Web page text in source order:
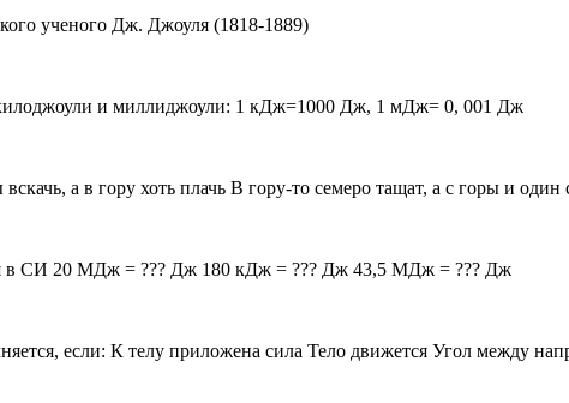
ученого Дж. Джоуля (1818-1889)
и миллиджоули: 1 кДж=1000 Дж, 1 мДж= 0, 001 Дж
а в гору хоть плачь В гору-то семеро тащат, а с горы и один
в СИ 20 МДж = ??? Дж 180 кДж = ??? Дж 43,5 МДж = ??? Дж
если: К телу приложена сила Тело движется Угол между